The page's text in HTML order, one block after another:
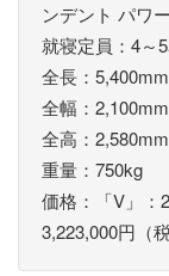
ンデント パワー
就寝定員：4～
全長：5,400mm
全幅：2,100mm
全高：2,580mm
重量：750kg
価格：「V」：
3,223,000円（